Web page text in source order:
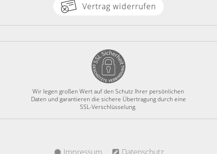
Vertrag widerrufen
Wir legen großen Wert auf den Schutz Ihrer persönlichen
Daten und garantieren die sichere Übertragung durch eine
SSL-Verschlüsselung.